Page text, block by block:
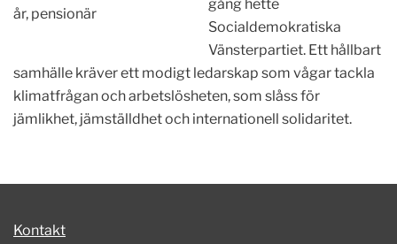
år, pensionär
gång hette
Socialdemokratiska
Vänsterpartiet. Ett hållbart
samhälle kräver ett modigt ledarskap som vågar tackla
klimatfrågan och arbetslösheten, som slåss för
jämlikhet, jämställdhet och internationell solidaritet.
Kontakt